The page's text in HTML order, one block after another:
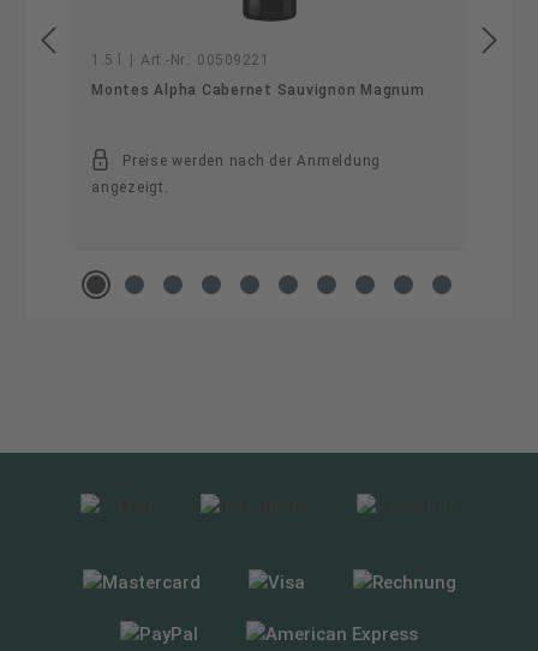
1.5 l Art.-Nr.: 00509221
Montes Alpha Cabernet Sauvignon Magnum
Preise werden nach der Anmeldung
angezeigt.